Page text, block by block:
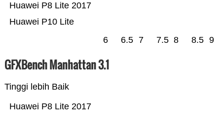
Huawei P10 Lite
Huawei P8 Lite 2017
6 6.5 7 7.5 8 8.5 9
GFXBench Manhattan 3.1
Tinggi lebih Baik
Huawei P8 Lite 2017